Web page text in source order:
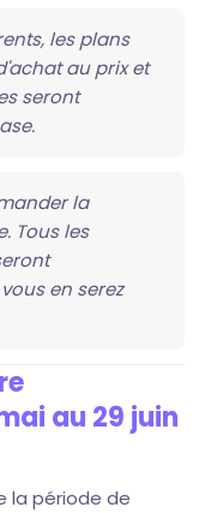
les plans
au prix et
seront
la
Tous les
en serez
au 29 juin
la période de